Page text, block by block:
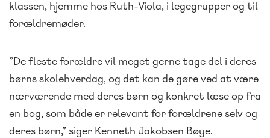
klassen, hjemme hos Ruth-Viola, i legegrupper og til
forældremøder.
”De fleste forældre vil meget gerne tage del i deres
børns skolehverdag, og det kan de gøre ved at være
nærværende med deres børn og konkret læse op fra
en bog, som både er relevant for forældrene selv og
deres børn,” siger Kenneth Jakobsen Bøye.